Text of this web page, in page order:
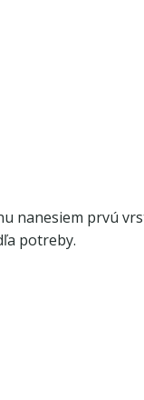
nanesiem prvú
potreby.